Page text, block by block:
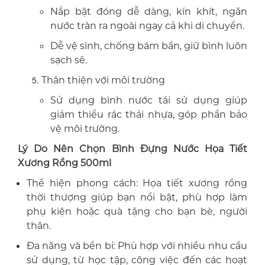
Nắp bật đóng dễ dàng, kín khít, ngăn
nước tràn ra ngoài ngay cả khi di chuyển.
Dễ vệ sinh, chống bám bẩn, giữ bình luôn
sạch sẽ.
Thân thiện với môi trường
Sử dụng bình nước tái sử dụng giúp
giảm thiểu rác thải nhựa, góp phần bảo
vệ môi trường.
Lý Do Nên Chọn Bình Đựng Nước Họa Tiết
Xương Rồng 500ml
Thể hiện phong cách: Họa tiết xương rồng
thời thượng giúp bạn nổi bật, phù hợp làm
phụ kiện hoặc quà tặng cho bạn bè, người
thân.
Đa năng và bền bỉ: Phù hợp với nhiều nhu cầu
sử dụng, từ học tập, công việc đến các hoạt